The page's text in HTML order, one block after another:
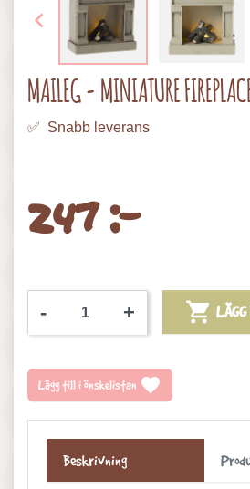

MAILEG - MINIATURE
✅ Snabb leverans
247 :-
- + 
Lägg till i önskelistan favorite
Beskrivning